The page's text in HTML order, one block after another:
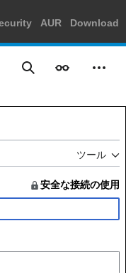
AUR Download
検索 表示 個人
ツール
安全な接続の使用